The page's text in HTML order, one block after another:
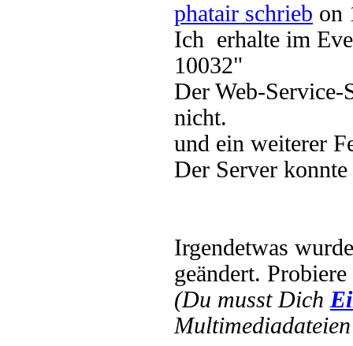
phatair schrieb on
Ich erhalte im
10032"
Der Web-
nicht.
und ein weiterer
Der Server
Irgendetwas
geändert.
(Du musst Dich